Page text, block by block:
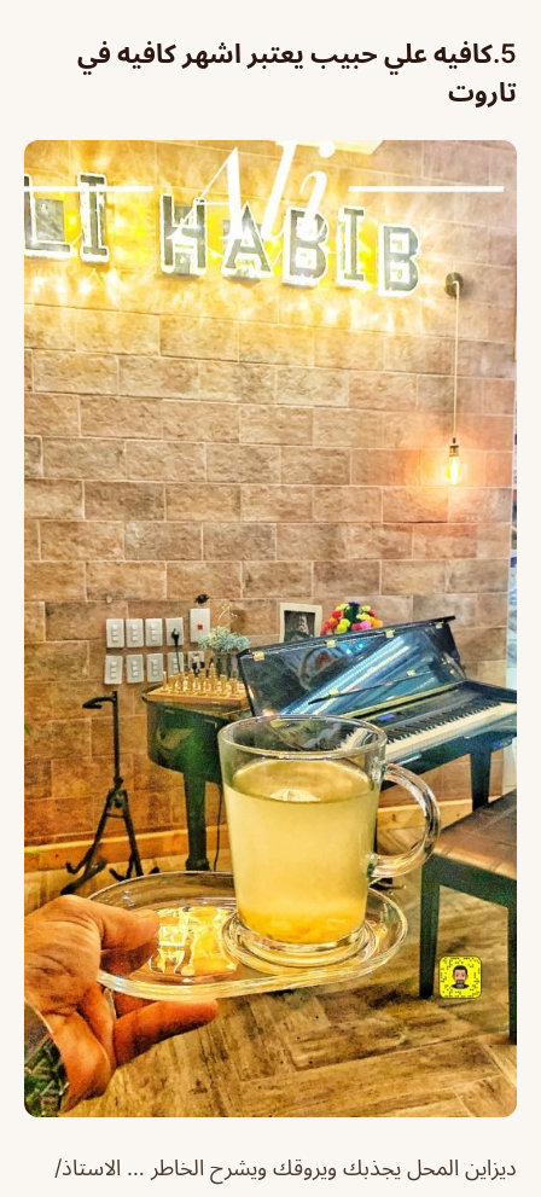
5. كافيه علي حبيب يعتبر اشهر كافيه في
تاروت
ديزاين المحل يجذبك ويروقك ويشرح الخاطر … الاستاذ/